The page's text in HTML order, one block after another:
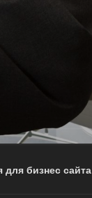
бизнес сайта